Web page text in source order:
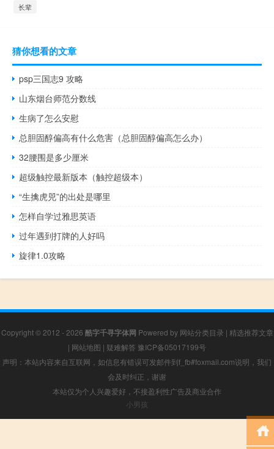
长辈
猜你想看的文章
psp三国志9 攻略
山东烟台师范分数线
生病了怎么安慰
总胆固醇偏高有什么危害（总胆固醇偏高怎么办）
32腰围是多少厘米
超级触控最新版本（触控超级本）
“生擒虎兕”的出处是哪里
怎样自学过雅思英语
过年遇到打牌的人好吗
旋律1.0攻略
Copyright © 2012 - 2026 酷字千寻字体网 Powered by 网站分类目录 | 精选推荐文章
| 网站地图 | 疑难解答 豫ICP备05017199号
声明：本站内容来自互联网，如信息有错误可发邮件到f_fb#foxmail.com说明，我们
会及时纠正，谢谢
本站仅为个人兴趣爱好，不接盈利性广告及商业合作
小男孩